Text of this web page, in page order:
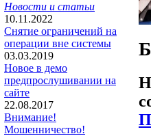
Новости и статьи
10.11.2022
Снятие ограничений на
операции вне системы
03.03.2019
Новое в демо
предпрослушивании на
сайте
22.08.2017
Внимание!
Мошенничество!